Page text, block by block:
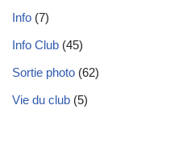
Info (7)
Info Club (45)
Sortie photo (62)
Vie du club (5)